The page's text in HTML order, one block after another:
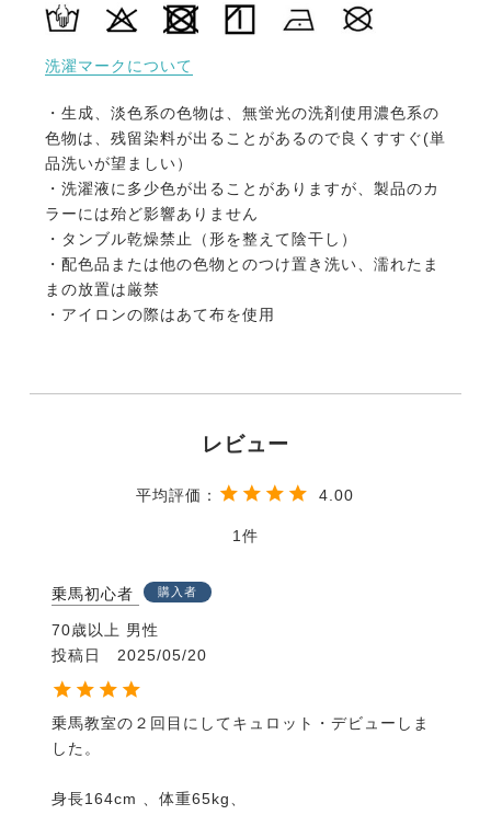
洗濯マークについて
・生成、淡色系の色物は、無蛍光の洗剤使用濃色系の
色物は、残留染料が出ることがあるので良くすすぐ(単
品洗いが望ましい）
・洗濯液に多少色が出ることがありますが、製品のカ
ラーには殆ど影響ありません
・タンブル乾燥禁止（形を整えて陰干し）
・配色品または他の色物とのつけ置き洗い、濡れたま
まの放置は厳禁
・アイロンの際はあて布を使用
4.00
1
乗馬初心者 購入者
70歳以上 男性
投稿日
2025/05/20
乗馬教室の２回目にしてキュロット・デビューしま
した。
身長164cm 、体重65kg、